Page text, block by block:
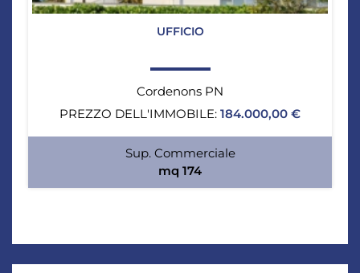
UFFICIO
Cordenons PN
PREZZO DELL'IMMOBILE: 184.000,00 €
Sup. Commerciale
mq 174